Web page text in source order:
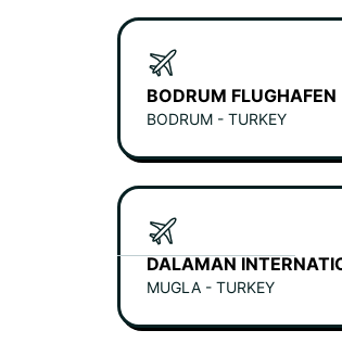
BODRUM FLUGHAFEN
BODRUM - TURKEY
MUGLA - TURKEY